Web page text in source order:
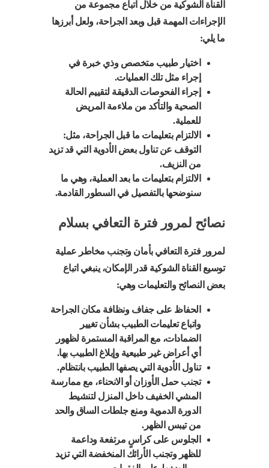
القناة الشوكية من خلال اتباع مجموعة من
الإجراءات المهمة قبل وبعد الجراحة، ولعل أبرزها
ما يلي:
اختيار طبيب متخصص وذي خبرة في
إجراء مثل تلك العمليات.
إجراء الفحوصات الدقيقة لتقييم الحالة
الصحية والتأكد من ملاءمة المريض
للعملية.
الالتزام بتعليمات ما قبل الجراحة، مثل:
التوقف عن تناول بعض الأدوية التي قد تزيد
من النزيف.
الالتزام بتعليمات ما بعد العملية، وهي ما
سنوضحها بالتفصيل في السطور القادمة.
نصائح لمرور فترة التعافي بسلام
لمرور فترة التعافي بأمان وتجنب مخاطر عملية
توسيع القناة الشوكية قدر الإمكان، ينبغي اتباع
بعض النصائح والتعليمات وهي:
الحفاظ على جفاف ونظافة مكان الجراحة
واتباع تعليمات الطبيب بشأن تغيير
الضمادات، مع المراقبة المستمرة لظهور
أي أعراض غير طبيعية وإبلاغ الطبيب بها.
تناول الأدوية التي يصفها الطبيب بانتظام.
تجنب حمل الأوزان أو الانحناء، مع ممارسة
المشي الخفيف داخل المنزل لتنشيط
الدورة الدموية ومنع جلطات الساق والحد
من تيبس الظهر.
الجلوس على كراسٍ مرتفعة وداعمة
للظهر وتجنب الأرائك المنخفضة التي تزيد